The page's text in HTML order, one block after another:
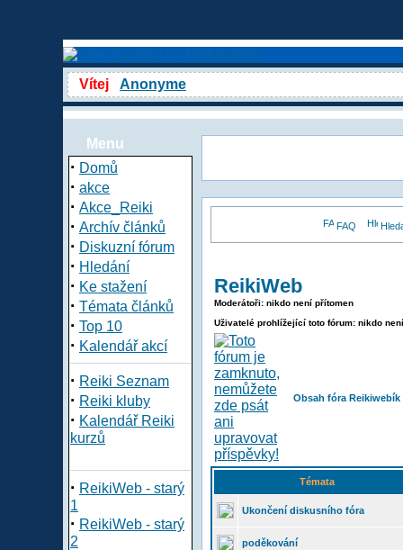
Vítej Anonyme
Menu
· Domů
· akce
· Akce_Reiki
· Archív článků
· Diskuzní fórum
· Hledání
· Ke stažení
· Témata článků
· Top 10
· Kalendář akcí
· Reiki Seznam
· Reiki kluby
· Kalendář Reiki
kurzů
· ReikiWeb - starý
1
· ReikiWeb - starý
2
FAQ
ReikiWeb
Moderátoři: nikdo není přítomen
Uživatelé prohlížející toto fórum: nikdo
Obsah fóra Reikiwebík
Témata
Ukončení diskusního fóra
poděkování